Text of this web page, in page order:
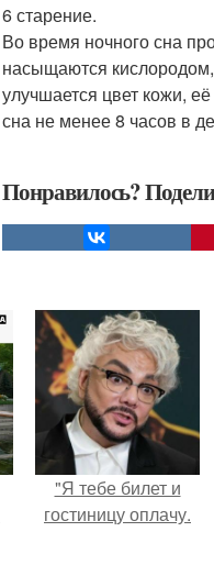
6 старение.
Во время ночного сна
насыщаются
улучшается цвет кожи,
сна не менее 8 часов в
Понравилось?
"Я тебе билет и
гостиницу оплачу.